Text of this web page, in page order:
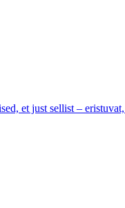
et just sellist –